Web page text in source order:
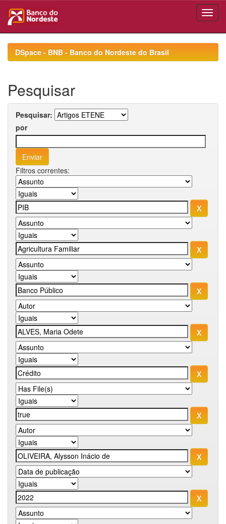
navigationDSpace - BNB - Banco do Nordeste do Brasil
Pesquisar
Pesquisar:
por
Filtros correntes: